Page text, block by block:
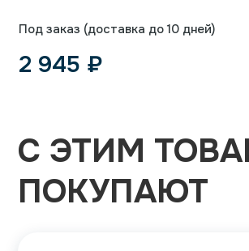
Под заказ (доставка до 10 дней)
2 945 ₽
С ЭТИМ
ПОКУПАЮТ